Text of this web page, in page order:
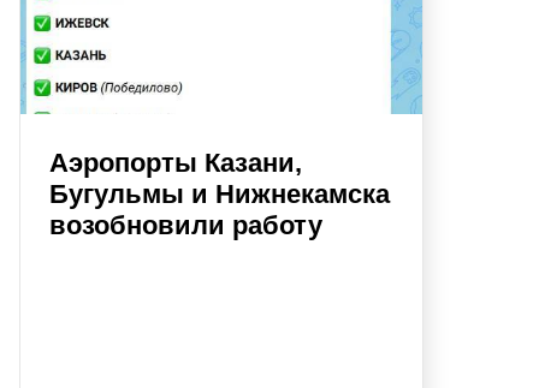
Аэропорты Казани,
Бугульмы и Нижнекамска
возобновили работу